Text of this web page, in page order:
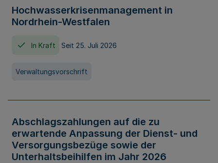
Hochwasserkrisenmanagement in
Nordrhein-Westfalen
In Kraft Seit 25. Juli 2026
Verwaltungsvorschrift
Abschlagszahlungen auf die zu
erwartende Anpassung der Dienst- und
Versorgungsbezüge sowie der
Unterhaltsbeihilfen im Jahr 2026